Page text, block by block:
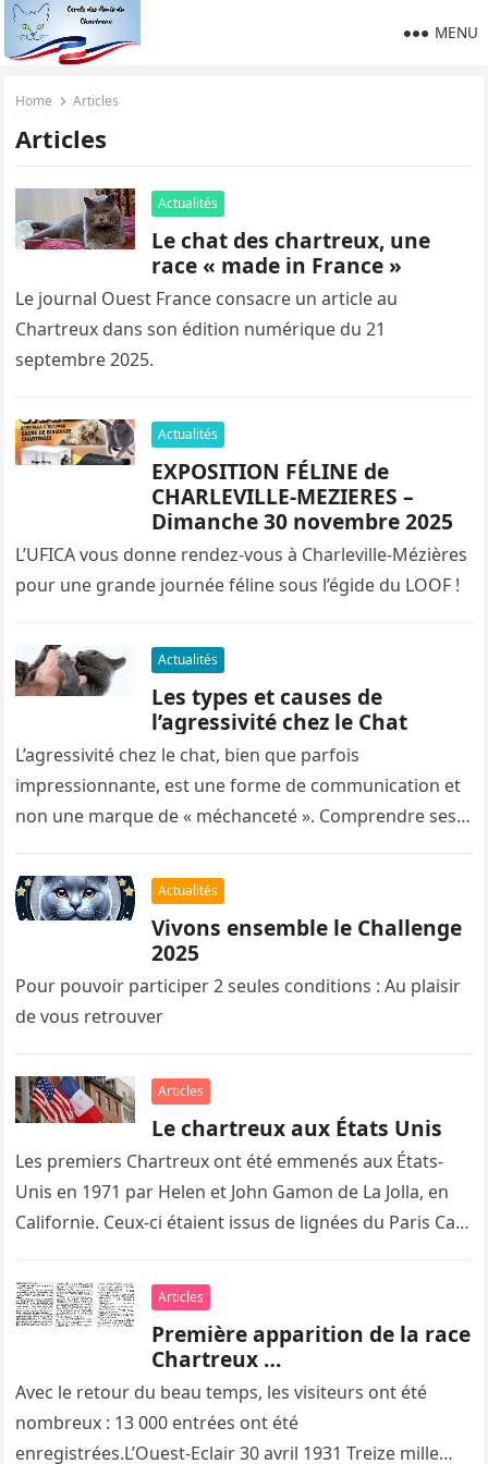
MENU
Home Articles
Articles
Actualités
Le chat des chartreux, une
race « made in France »
Le journal Ouest France consacre un article au
Chartreux dans son édition numérique du 21
septembre 2025.
Actualités
EXPOSITION FÉLINE de
CHARLEVILLE-MEZIERES –
Dimanche 30 novembre 2025
L’UFICA vous donne rendez-vous à Charleville-Mézières
pour une grande journée féline sous l’égide du LOOF !
Actualités
Les types et causes de
l’agressivité chez le Chat
L’agressivité chez le chat, bien que parfois
impressionnante, est une forme de communication et
non une marque de « méchanceté ». Comprendre ses
Actualités
Vivons ensemble le Challenge
2025
Pour pouvoir participer 2 seules conditions : Au plaisir
de vous retrouver
Articles
Le chartreux aux États Unis
Les premiers Chartreux ont été emmenés aux États-
Unis en 1971 par Helen et John Gamon de La Jolla, en
Californie. Ceux-ci étaient issus de lignées du Paris Cat
de Guerveur a été importé en 1974.
Articles
Première apparition de la race
Chartreux …
Avec le retour du beau temps, les visiteurs ont été
nombreux : 13 000 entrées ont été
enregistrées.L’Ouest-Eclair 30 avril 1931 Treize mille